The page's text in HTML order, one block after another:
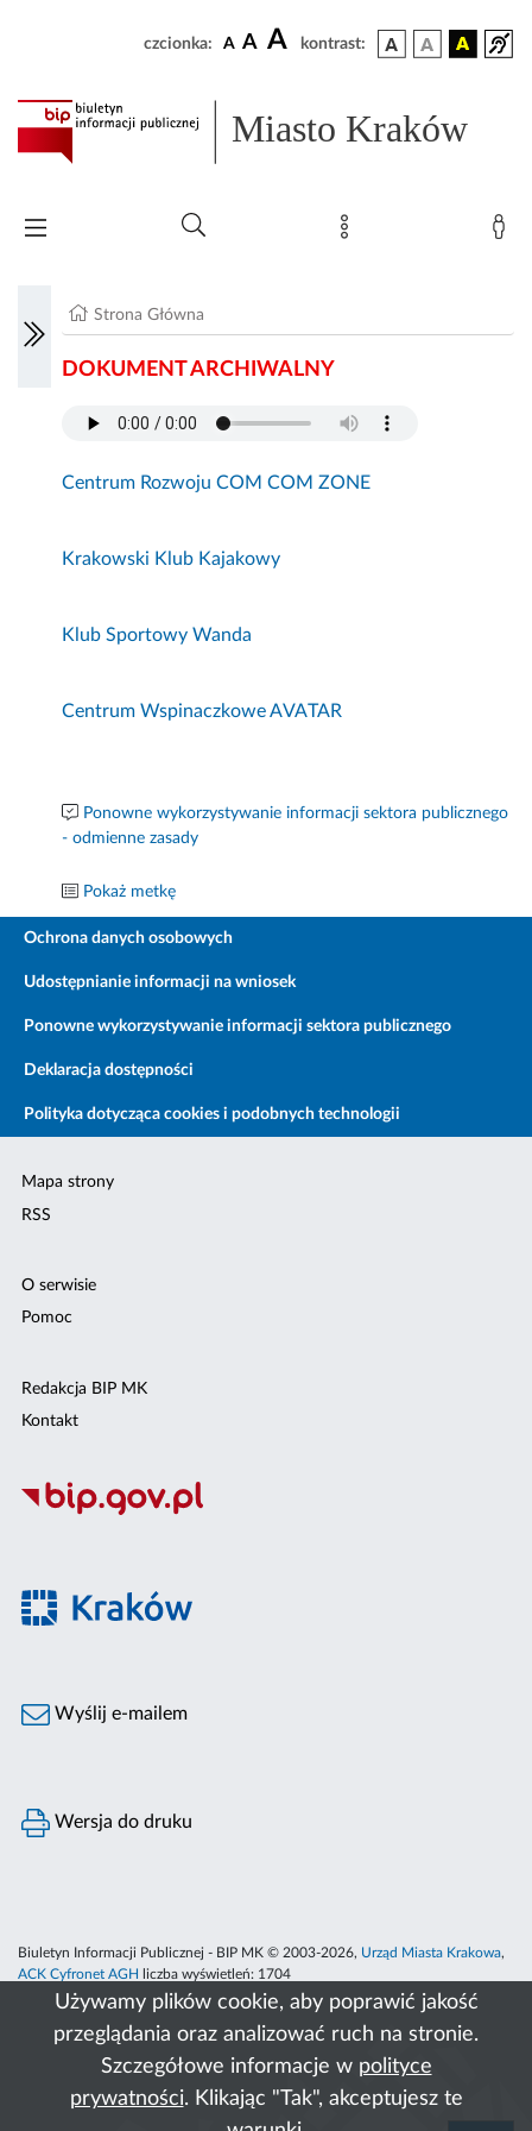
Używamy plików cookie, aby poprawić jakość
przeglądania oraz analizować ruch na stronie.
Szczegółowe informacje w polityce
prywatności. Klikając "Tak", akceptujesz te
czcionka: A A A kontrast:
Miasto Kraków
Strona Główna
DOKUMENT ARCHIWALNY
Centrum Rozwoju COM COM ZONE
Krakowski Klub Kajakowy
Klub Sportowy Wanda
Centrum Wspinaczkowe AVATAR
Ponowne wykorzystywanie informacji sektora publicznego
- odmienne zasady
Pokaż metkę
Ochrona danych osobowych
Udostępnianie informacji na wniosek
Ponowne wykorzystywanie informacji sektora publicznego
Deklaracja dostępności
Polityka dotycząca cookies i podobnych technologii
Mapa strony
RSS
O serwisie
Pomoc
Redakcja BIP MK
Kontakt
Wyślij e-mailem
Wersja do druku
Biuletyn Informacji Publicznej - BIP MK © 2003-2026, Urząd Miasta Krakowa,
ACK Cyfronet AGH
liczba wyświetleń: 1704